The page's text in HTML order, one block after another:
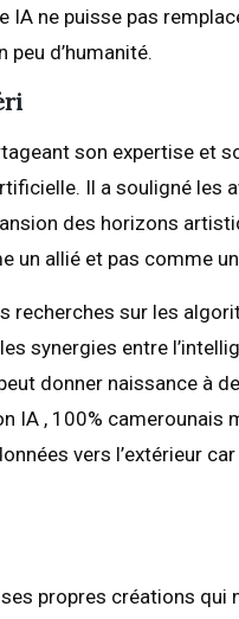
ne puisse pas
d’humanité.
son expertise et
Il a souligné les
des horizons
un allié et pas comme
recherches sur les
synergies entre
donner naissance à
IA , 100% camerounais
vers l’extérieur
propres créations qui